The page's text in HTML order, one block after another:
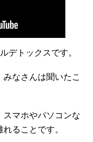
デトックスです。
なさんは聞いたこ
スマホやパソコンな
ることです。